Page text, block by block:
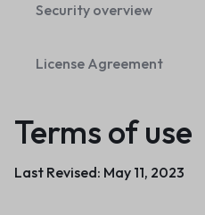
Security overview
License Agreement
Terms of use
Last Revised: May 11, 2023